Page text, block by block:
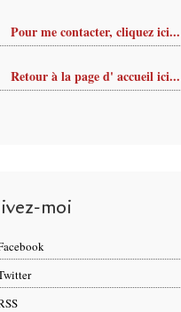
Pour me contacter, cliquez ici...
Retour à la page d' accueil ici...
moi